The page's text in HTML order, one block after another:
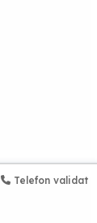
Telefon validat